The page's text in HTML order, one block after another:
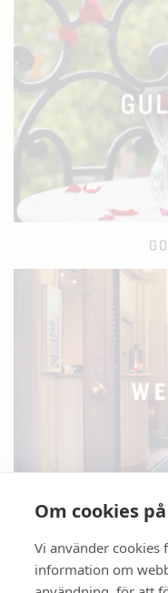
Om cookies
Vi använder cookies
information om